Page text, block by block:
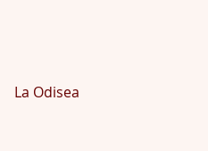
La Odisea